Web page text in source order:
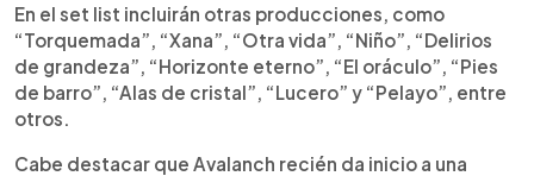
En el set list incluirán otras producciones, como
“Torquemada”, “Xana”, “Otra vida”, “Niño”, “Delirios
de grandeza”, “Horizonte eterno”, “El oráculo”, “Pies
de barro”, “Alas de cristal”, “Lucero” y “Pelayo”, entre
otros.
Cabe destacar que Avalanch recién da inicio a una